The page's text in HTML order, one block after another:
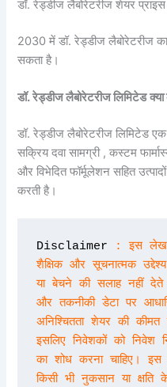
डॉ. रेड्डीज लैबोरेटरीज शेयर
2030 में डॉ. रेड्डीज लैबोरेटरीज
सकता है।
डॉ. रेड्डीज लैबोरेटरीज लिमिटेड
डॉ. रेड्डीज लैबोरेटरीज लिमिटेड
सक्रिय दवा सामग्री , कस्टम
और विभेदित फॉर्मूलेशन सहित
करती है।
Disclaimer
: इस लेख
शैक्षिक और सूचनात्मक
या बेचने की सलाह नहीं देते
और तकनीकी डेटा पर
अनिश्चितता शेयर की
इसलिए निवेशकों को निवेश
का शोध करना चाहिए।
किसी भी नुकसान या क्षति